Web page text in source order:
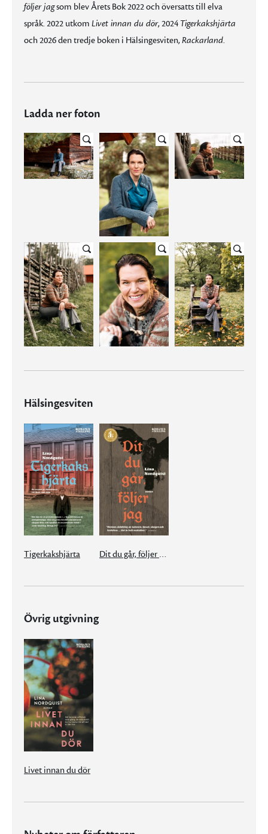
följer jagsom blev Årets Bok 2022 och översatts till elva
språk. 2022 utkom Livet innan du dör, 2024 Tigerkakshjärta
och 2026 den tredje boken i Hälsingesviten, Rackarland.
Ladda ner foton
Hälsingesviten
Tigerkakshjärta Dit du går, följer jag
Övrig utgivning
Livet innan du dör